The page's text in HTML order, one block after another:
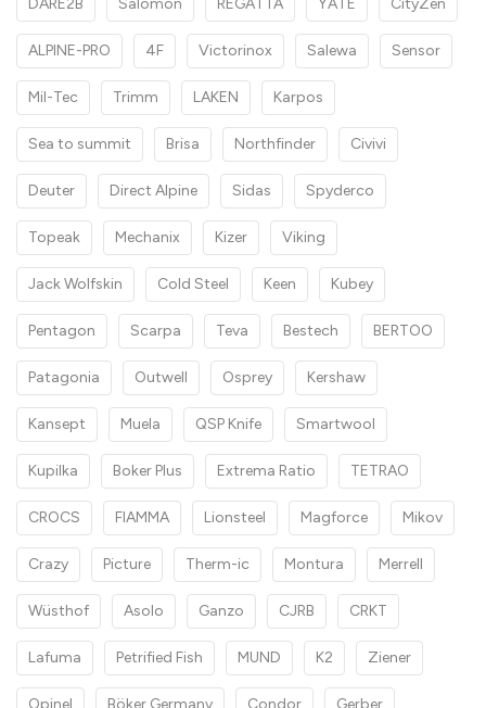
ALPINE-PRO 4F Victorinox Salewa Sensor
Mil-Tec Trimm LAKEN Karpos
Sea to summit Brisa Northfinder Civivi
Deuter Direct Alpine Sidas Spyderco
Topeak Mechanix Kizer Viking
Jack Wolfskin Cold Steel Keen Kubey
Pentagon Scarpa Teva Bestech BERTOO
Patagonia Outwell Osprey Kershaw
Kansept Muela QSP Knife Smartwool
Kupilka Boker Plus Extrema Ratio TETRAO
CROCS FIAMMA Lionsteel Magforce Mikov
Crazy Picture Therm-ic Montura Merrell
Wüsthof Asolo Ganzo CJRB CRKT
Lafuma Petrified Fish MUND K2 Ziener
Opinel Böker Germany Condor Gerber